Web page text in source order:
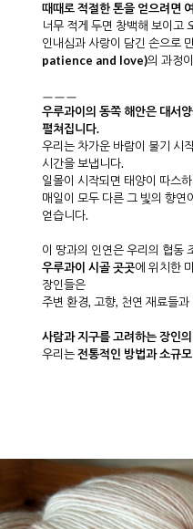
때때로 적절한 톤을 얻으려면
너무 적게 두면 창백해 보이고
인내심과 사랑이 담긴 손으로
patience and love)의 과정
ㅡㅡㅡ
우루과이의 동쪽 해안은 대서
펼쳐집니다.
우리는 차가운 바람이 불기 시
시간을 보냅니다.
일몰이 시작되면 태양이 따스
매일이 모두 다른 그 빛의 향연
얻습니다.
이 땅과의 인연은 우리의 협동
우루과이 시골 곳곳에 위치한
장인들은
주변 환경, 고향, 천연 재료들
사람과 지구를 고려하는 장인
우리는전통적인 방법과 소규